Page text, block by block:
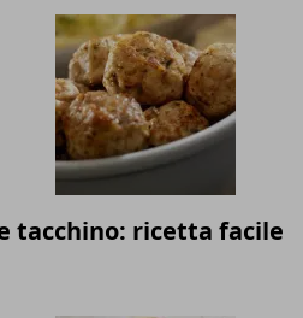
tacchino: ricetta facile